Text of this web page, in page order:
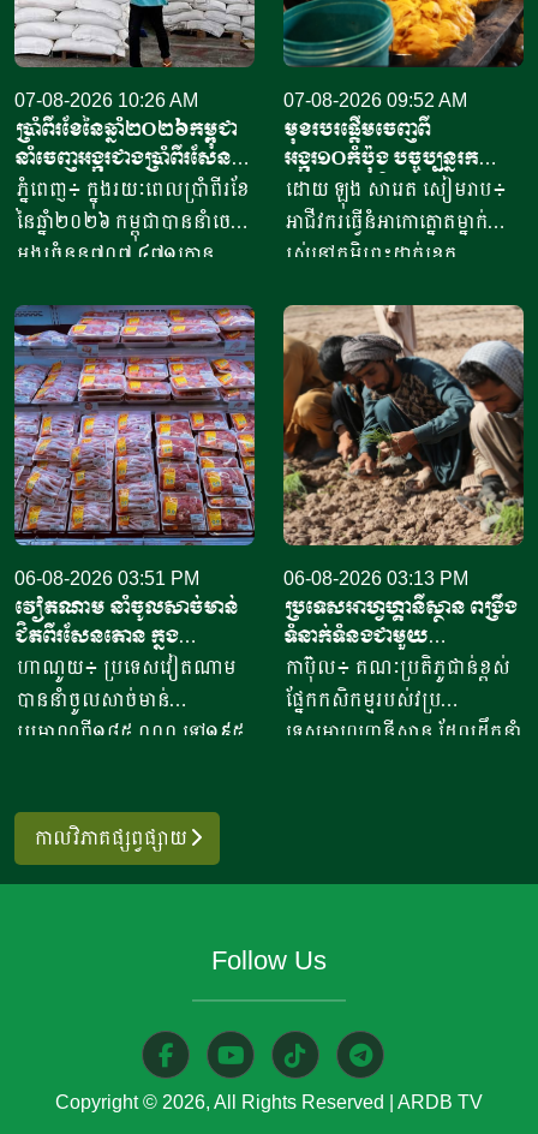
07-08-2026 10:26 AM
ប្រាំពីរខែនៃឆ្នាំ​២០២៦កម្ពុជា
នាំចេញអង្ករជាងប្រាំពីរសែន​
តោន គិតជាទឹកប្រាក់​
ជាង៤១៥លានដុល្លារ
ភ្នំពេញ៖ ក្នុងរយៈពេលប្រាំពីរខែ
នៃឆ្នាំ២០២៦ កម្ពុជាបាននាំចេញ
អង្ករចំនួន៧០៧ ៤៧១តោន​
ចំនួន៦១ក្រុមហ៊ុន ដោយនាំ
ចេញទៅកាន់គោលដៅចំនួន៦៦
ដែលក្នុងនោះទៅកាន់បណ្តា
ប្រទេសនៅក្នុងតំបន់អឺរ៉ុប
ចំនួន៣៣ ​បានបរិមាណអង្ករ
ចំនួន២០៧ ១៥៧តោន គិតជា
ទឹកប្រាក់ចំនួន១៥៦,៤៥​លាន
ដុល្លារ។ ឧកញ៉ា ឡាយ ឈុនហួ
ប្រធានសហព័ន្ធស្រូវអង្ករកម្ពុជា
បានមានប្រសាសន៍ថា ការនាំ
ចេញអង្ករសម្រាប់ឆ្នាំ២០២៦នេះ
នឹងសម្រេចបានជោគជ័យតាម
ផែនការ ហើយ​មិនមានបញ្ហាអ្វី
ចោទនោះទេ ជាពិសេស ស្រប
រដ្ឋាភិបាល ដឹកនាំរបស់ស
ម្តេចតេជោ ហ៊ុន សែន ជាអតីត
ម៉ាណែត នាយកដ្ឋមន្រ្តី។​​ ឧកញ៉ា
បញ្ជាក់ថា ជាលទ្ធផលត្រឹមប្រាំ
ពីរខែនេះ កម្ពុជានាំចេញបាន
ជាង៧០៧ ៤៧១តោន​ ធៀបនឹង
ឆ្នាំមុន​មានកំណើន៤០ភាគរយ
07-08-2026 09:52 AM
មុខរបរផ្តើមចេញពី
អង្ករ១០កំប៉ុង​ បច្ចុប្បន្ន​រក
ចំណូលបាន​ជិត១០លានរៀល
ក្នុងមួយថ្ងៃ
ដោយ ឡុង សារេត​ សៀមរាប៖ ​
អាជីវករ​​ធ្វើនំអាកោត្នោត​ម្នាក់
រស់នៅភូមិព្រះដាក់ខេត្ត
ចាប់ផ្តើម​ដំបូង​ចេញពីអង្ករ​
១០កំប៉ុង ឬមានទម្ងន់​ប្រហែល​បី
គីឡូក្រាម រហូតមកដល់ឆ្នាំ​
២០២៦នេះ អាច​លក់នំបាន​ពី៤
០០០ ទៅ​៨០០០នំ​ គិតជាប្រាក់
ចំណូលសរុបបានពីបីលានដល់​
ប្រាំបីលានរៀល​ក្នុងមួយថ្ងៃ​។ អ្នក
ស្រី ថ្លុង ថាន ម្ចាស់ហាង​យីហោ
“អាកោត្នោតព្រះដាក់” នៅឃុំព្រះ
ដាក់​ ស្រុក​បន្ទាយស្រី ខេត្ត
សៀមរាប​ បានឱ្យដឹង​ថា មុខរបរ
ធ្វើនំអាកោត្នោត​លក់ជូនប្រជា
ពលរដ្ឋនិងភ្ញៀវទេសចរណ៍
អន្តរជាតិ​ ក្នុងពេលសព្វថ្ងៃនេះ
ហើយ​នំអាកោត្នោតជាចំណីមួយ
ប្រភេទ​ ដែលប្រជាពលរដ្ឋរស់នៅ
ក្នុងតំបន់​និយម​ពិសា។​ អ្នកស្រី
លើកឡើង​ថា នៅក្នុងសម័យកូវីដ​
១៩ ​នំចំណី​ដែលប្រជាពលរដ្ឋ​
06-08-2026 03:51 PM
វៀតណាម នាំចូលសាច់មាន់
ជិតពីរសែនតោន ក្នុង
ឆមាសទី១ ដោយភាគច្រើននាំ
ចូលពីអាម៉េរិក
ហាណូយ៖ ប្រទេសវៀតណាម
បាននាំចូលសាច់មាន់
ប្រមាណពី១៨៥ ០០០ ទៅ១៩៥
នាំចូលពីសហរដ្ឋអាម៉េរិក មាន
រហូតដល់ជិត៦២ភាគរយនៃ
ប្រមាណពី១៩០ ទៅ២០៥លាន
ឡើងពី២៦ ទៅ៣៧,៦ភាគរយ
06-08-2026 03:13 PM
ប្រទេសអាហ្វហ្គានីស្ថាន ពង្រឹង
ទំនាក់ទំនងជាមួយ
ប្រទេសម៉ុលដូវ៉ា ដើម្បីជំរុញ
កិច្ចសហប្រតិបត្តិការផ្នែក
វិទ្យាសាស្ត្រ និងកសិកម្ម
កាប៊ុល៖ គណៈប្រតិភូជាន់ខ្ពស់
ផ្នែកកសិកម្មរបស់វប្រ
ទេសអាហ្វហ្គានីស្ថាន ដែលដឹកនាំ
ប្រតិបត្តិការរវាងប្រទេសទាំងពីរ
គ្រប់គ្រងសត្វល្អិតចង្រៃ។
កាលវិភាគផ្សព្វផ្សាយ
Follow Us
Copyright © 2026, All Rights Reserved ARDB TV